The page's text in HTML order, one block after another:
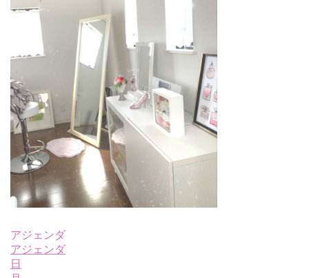
アジェンダ
アジェンダ
日